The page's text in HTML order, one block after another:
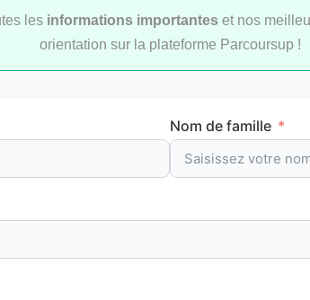
par
méthode et les repères clés à maîtriser
les informations importantes et nos
orientation sur la plateforme Parcoursup !
Nom de famille